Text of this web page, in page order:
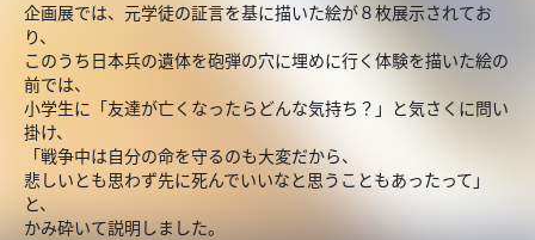
企画展では、元学徒の証言を基に描いた絵が８枚展示されてお
り、
このうち日本兵の遺体を砲弾の穴に埋めに行く体験を描いた絵の
前では、
小学生に「友達が亡くなったらどんな気持ち？」と気さくに問い
掛け、
「戦争中は自分の命を守るのも大変だから、
悲しいとも思わず先に死んでいいなと思うこともあったって」
と、
かみ砕いて説明しました。